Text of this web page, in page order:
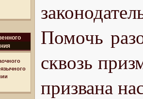
Помочь
сквозь
призвана